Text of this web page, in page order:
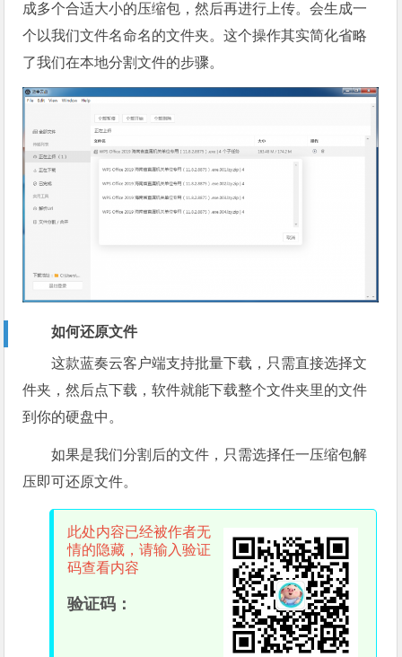
成多个合适大小的压缩包，然后再进行上传。会生成一
个以我们文件名命名的文件夹。这个操作其实简化省略
了我们在本地分割文件的步骤。
如何还原文件
这款蓝奏云客户端支持批量下载，只需直接选择文
件夹，然后点下载，软件就能下载整个文件夹里的文件
到你的硬盘中。
如果是我们分割后的文件，只需选择任一压缩包解
压即可还原文件。
此处内容已经被作者无
情的隐藏，请输入验证
码查看内容
验证码：